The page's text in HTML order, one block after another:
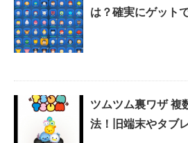
は？確実にゲット
ツムツム裏ワザ 複
法！旧端末やタブ